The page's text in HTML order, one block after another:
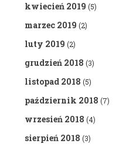
kwiecień 2019 (5)
marzec 2019 (2)
luty 2019 (2)
grudzień 2018 (3)
listopad 2018 (5)
październik 2018 (7)
wrzesień 2018 (4)
sierpień 2018 (3)